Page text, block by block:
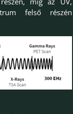
felső részén